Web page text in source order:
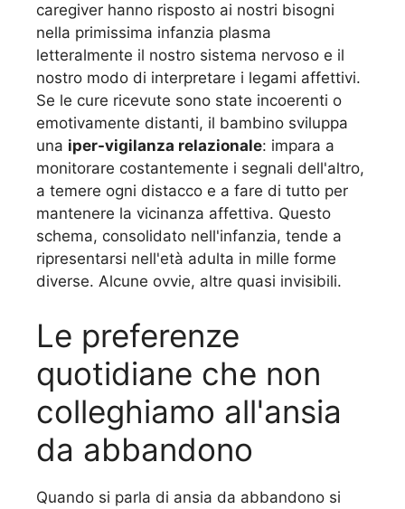
caregiver hanno risposto ai nostri bisogni
nella primissima infanzia plasma
letteralmente il nostro sistema nervoso e il
nostro modo di interpretare i legami affettivi.
Se le cure ricevute sono state incoerenti o
emotivamente distanti, il bambino sviluppa
una iper-vigilanza relazionale: impara a
monitorare costantemente i segnali dell'altro,
a temere ogni distacco e a fare di tutto per
mantenere la vicinanza affettiva. Questo
schema, consolidato nell'infanzia, tende a
ripresentarsi nell'età adulta in mille forme
diverse. Alcune ovvie, altre quasi invisibili.
Le preferenze
quotidiane che non
colleghiamo all'ansia
da abbandono
Quando si parla di ansia da abbandono si